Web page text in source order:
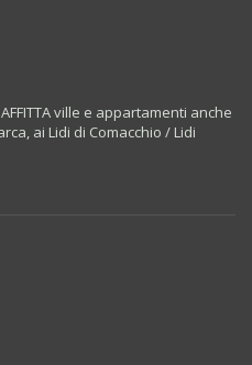
AFFITTA ville e appartamenti anche
ai Lidi di Comacchio / Lidi